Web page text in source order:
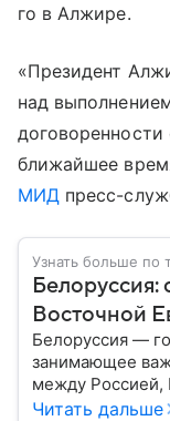
го в Алжире.
«Президент
над
ближайшее
МИД пресс-
Узнать больше по
Белоруссия:
Восточной
Белоруссия —
занимающее
между Россией,
Украиной.
Читать дальше